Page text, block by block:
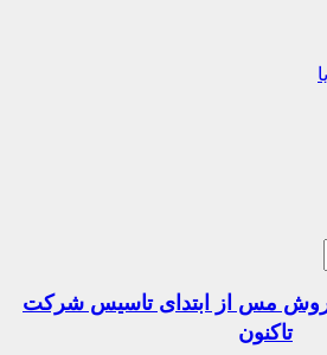
فروش مس از ابتدای تاسیس شرکت
تاکنون